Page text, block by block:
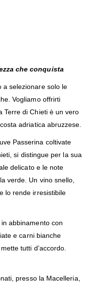
che conquista
a selezionare solo le
Vogliamo offrirti
Terre di Chieti è un vero
adriatica abruzzese.
Passerina coltivate
si distingue per la sua
delicato e le note
verde. Un vino snello,
lo rende irresistibile
abbinamento con
e carni bianche
tutti d’accordo.
presso la Macelleria,